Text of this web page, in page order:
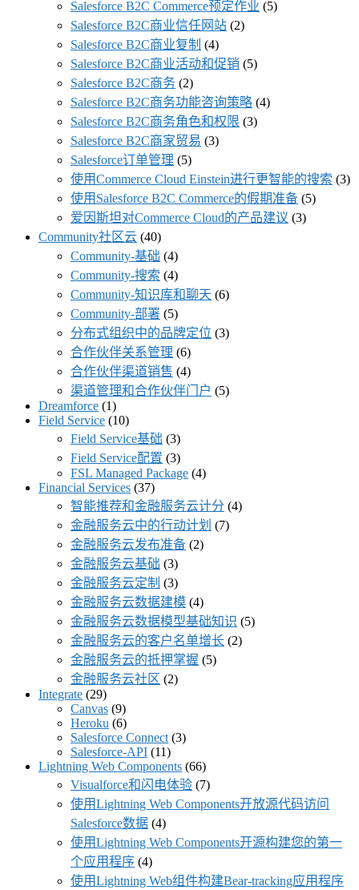
Salesforce B2C Commerce预定作业 (5)
Salesforce B2C商业信任网站 (2)
Salesforce B2C商业复制 (4)
Salesforce B2C商业活动和促销 (5)
Salesforce B2C商务 (2)
Salesforce B2C商务功能咨询策略 (4)
Salesforce B2C商务角色和权限 (3)
Salesforce B2C商家贸易 (3)
Salesforce订单管理 (5)
使用Commerce Cloud Einstein进行更智能的搜索 (3)
使用Salesforce B2C Commerce的假期准备 (5)
爱因斯坦对Commerce Cloud的产品建议 (3)
Community社区云 (40)
Community-基础 (4)
Community-搜索 (4)
Community-知识库和聊天 (6)
Community-部署 (5)
分布式组织中的品牌定位 (3)
合作伙伴关系管理 (6)
合作伙伴渠道销售 (4)
渠道管理和合作伙伴门户 (5)
Dreamforce (1)
Field Service (10)
Field Service基础 (3)
Field Service配置 (3)
FSL Managed Package (4)
Financial Services (37)
智能推荐和金融服务云计分 (4)
金融服务云中的行动计划 (7)
金融服务云发布准备 (2)
金融服务云基础 (3)
金融服务云定制 (3)
金融服务云数据建模 (4)
金融服务云数据模型基础知识 (5)
金融服务云的客户名单增长 (2)
金融服务云的抵押掌握 (5)
金融服务云社区 (2)
Integrate (29)
Canvas (9)
Heroku (6)
Salesforce Connect (3)
Salesforce-API (11)
Lightning Web Components (66)
Visualforce和闪电体验 (7)
使用Lightning Web Components开放源代码访问
Salesforce数据 (4)
使用Lightning Web Components开源构建您的第一
个应用程序 (4)
使用Lightning Web组件构建Bear-tracking应用程序